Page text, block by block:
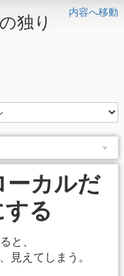
内容へ移動
独り
カルだ
る
と、
見えてしまう。